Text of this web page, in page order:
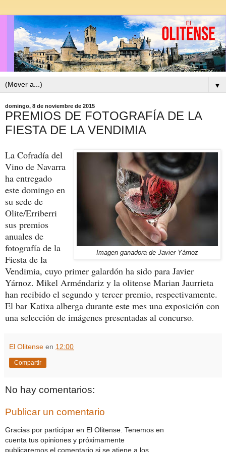
▼
domingo, 8 de noviembre de 2015
PREMIOS DE FOTOGRAFÍA DE LA
FIESTA DE LA VENDIMIA
Imagen ganadora de Javier Yárnoz
La Cofradía del
Vino de Navarra
ha entregado
este domingo en
su sede de
Olite/Erriberri
sus premios
anuales de
fotografía de la
Fiesta de la
Vendimia, cuyo primer galardón ha sido para Javier
Yárnoz. Mikel Arméndariz y la olitense Marian Jaurrieta
han recibido el segundo y tercer premio, respectivamente.
El bar Katixa alberga durante este mes una exposición con
una selección de imágenes presentadas al concurso.
El Olitense en 12:00
Compartir
No hay comentarios:
Publicar un comentario
Gracias por participar en El Olitense. Tenemos en
cuenta tus opiniones y próximamente
publicaremos el comentario si se atiene a los